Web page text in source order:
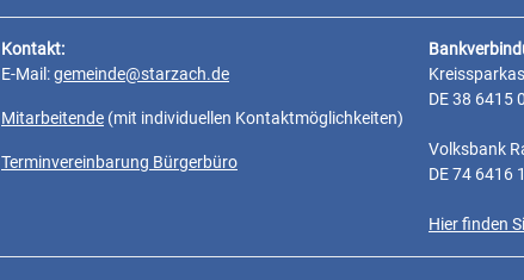
Kontakt:
E-Mail:gemeinde@starzach.de
Mitarbeitende (mit individuellen Kontaktmöglichkeiten)
Terminvereinbarung Bürgerbüro
DE 38 6415
Volksbank
DE 74 6416
Hier finden